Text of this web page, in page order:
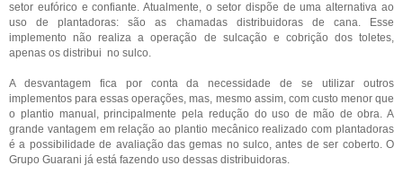
setor eufórico e confiante. Atualmente, o setor dispõe de uma alternativa ao
uso de plantadoras: são as chamadas distribuidoras de cana. Esse
implemento não realiza a operação de sulcação e cobrição dos toletes,
apenas os distribui no sulco.
A desvantagem fica por conta da necessidade de se utilizar outros
implementos para essas operações, mas, mesmo assim, com custo menor que
o plantio manual, principalmente pela redução do uso de mão de obra. A
grande vantagem em relação ao plantio mecânico realizado com plantadoras
é a possibilidade de avaliação das gemas no sulco, antes de ser coberto. O
Grupo Guarani já está fazendo uso dessas distribuidoras.